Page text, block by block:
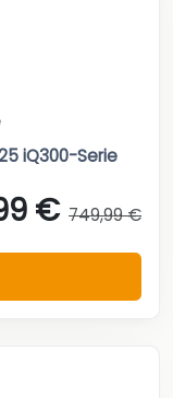
iQ300-Serie
€ 749,99 €